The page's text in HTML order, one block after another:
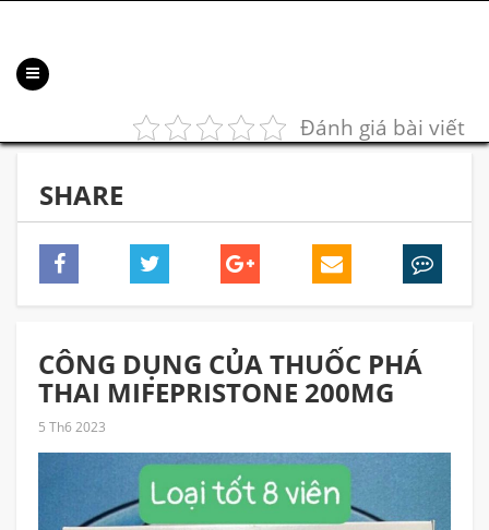
Đánh giá bài viết
SHARE
CÔNG DỤNG CỦA THUỐC PHÁ
THAI MIFEPRISTONE 200MG
5 Th6 2023